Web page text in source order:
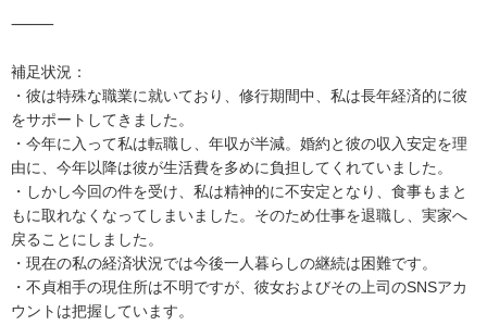
⸻
補足状況：
・彼は特殊な職業に就いており、修行期間中、私は長年経済的に彼
をサポートしてきました。
・今年に入って私は転職し、年収が半減。婚約と彼の収入安定を理
由に、今年以降は彼が生活費を多めに負担してくれていました。
・しかし今回の件を受け、私は精神的に不安定となり、食事もまと
もに取れなくなってしまいました。そのため仕事を退職し、実家へ
戻ることにしました。
・現在の私の経済状況では今後一人暮らしの継続は困難です。
・不貞相手の現住所は不明ですが、彼女およびその上司のSNSアカ
ウントは把握しています。